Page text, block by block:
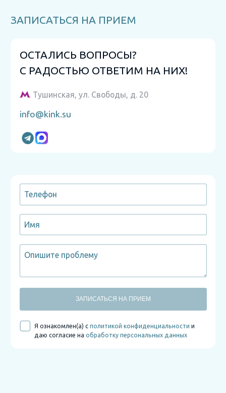
ЗАПИСАТЬСЯ НА ПРИЕМ
ОСТАЛИСЬ ВОПРОСЫ?
С РАДОСТЬЮ ОТВЕТИМ НА НИХ!
Тушинская, ул. Свободы, д. 20
info@kink.su
ЗАПИСАТЬСЯ НА ПРИЕМ
Я ознакомлен(а) сполитикой конфиденциальности и
даю согласие наобработку персональных данных